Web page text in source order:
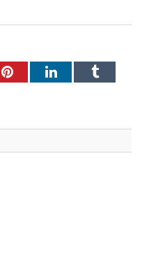
PinterestLinkedInTumblr